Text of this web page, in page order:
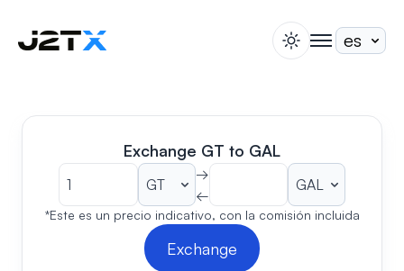
Blog
Acerca de
Abrir Cuenta
Iniciar Sesión
switch theme
togglenav
Exchange GT to GAL
→
←
*Este es un precio indicativo, con la comisión incluida
Exchange